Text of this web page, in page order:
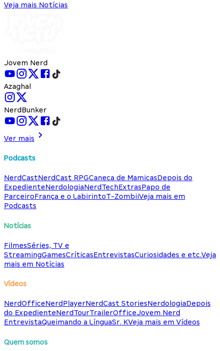
Veja mais Notícias
Jovem Nerd
Azaghal
NerdBunker
Ver mais
Podcasts
NerdCastNerdCast RPGCaneca de MamicasDepois do
ExpedienteNerdologiaNerdTechExtrasPapo de
ParceiroFrança e o LabirintoT-ZombiiVeja mais em
Podcasts
Notícias
FilmesSéries, TV e
StreamingGamesCríticasEntrevistasCuriosidades e etc.Veja
mais em Notícias
Vídeos
NerdOfficeNerdPlayerNerdCast StoriesNerdologiaDepois
do ExpedienteNerdTourTrailerOfficeJovem Nerd
EntrevistaQueimando a LínguaSr. KVeja mais em Vídeos
Quem somos